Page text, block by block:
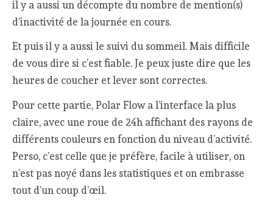
il y a aussi un décompte du nombre de mention(s)
d’inactivité de la journée en cours.
Et puis il y a aussi le suivi du sommeil. Mais difficile
de vous dire si c’est fiable. Je peux juste dire que les
heures de coucher et lever sont correctes.
Pour cette partie, Polar Flow a l’interface la plus
claire, avec une roue de 24h affichant des rayons de
différents couleurs en fonction du niveau d’activité.
Perso, c’est celle que je préfère, facile à utiliser, on
n’est pas noyé dans les statistiques et on embrasse
tout d’un coup d’œil.